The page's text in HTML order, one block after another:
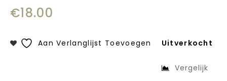
€18.00
Uitverkocht
Aan Verlanglijst Toevoegen
Vergelijk